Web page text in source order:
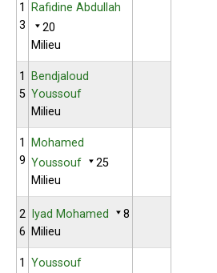
1
3
Rafidine Abdullah
20
Milieu
1
5
Bendjaloud
Youssouf
Milieu
1
9
Mohamed
Youssouf
25
Milieu
2
6
Iyad Mohamed
8
Milieu
1 Youssouf